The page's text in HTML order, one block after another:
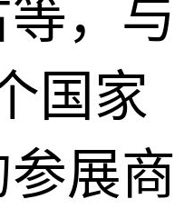
，与
国家
展商